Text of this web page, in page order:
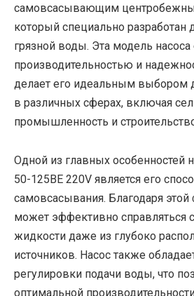
самовсасывающим
который специально разработан
грязной воды. Эта модель
производительностью и
делает его идеальным выбором
в различных сферах, включая
промышленность и
Одной из главных особенностей
50-125BE 220V является его
самовсасывания. Благодаря
может эффективно справляться
жидкости даже из глубоко
источников. Насос также
регулировки подачи воды, что
оптимальной